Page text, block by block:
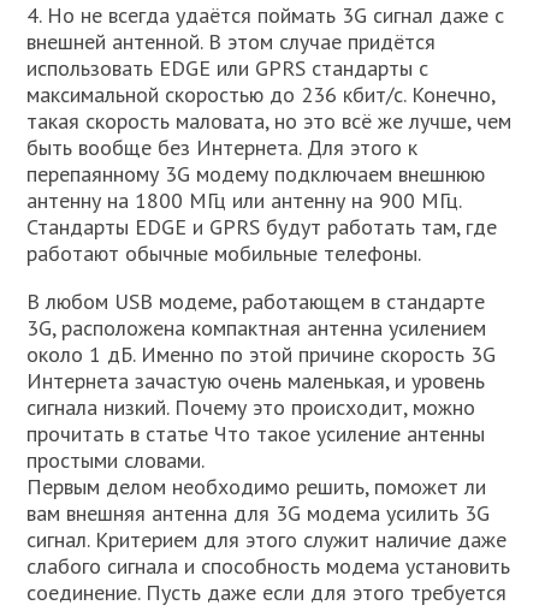
4. Но не всегда удаётся поймать 3G сигнал даже с
внешней антенной. В этом случае придётся
использовать EDGE или GPRS стандарты с
максимальной скоростью до 236 кбит/с. Конечно,
такая скорость маловата, но это всё же лучше, чем
быть вообще без Интернета. Для этого к
перепаянному 3G модему подключаем внешнюю
антенну на 1800 МГц или антенну на 900 МГц.
Стандарты EDGE и GPRS будут работать там, где
работают обычные мобильные телефоны.
В любом USB модеме, работающем в стандарте
3G, расположена компактная антенна усилением
около 1 дБ. Именно по этой причине скорость 3G
Интернета зачастую очень маленькая, и уровень
сигнала низкий. Почему это происходит, можно
прочитать в статье Что такое усиление антенны
простыми словами.
Первым делом необходимо решить, поможет ли
вам внешняя антенна для 3G модема усилить 3G
сигнал. Критерием для этого служит наличие даже
слабого сигнала и способность модема установить
соединение. Пусть даже если для этого требуется